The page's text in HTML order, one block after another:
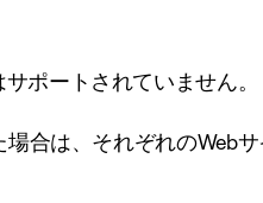
ポートされていません。
合は、それぞれのWeb